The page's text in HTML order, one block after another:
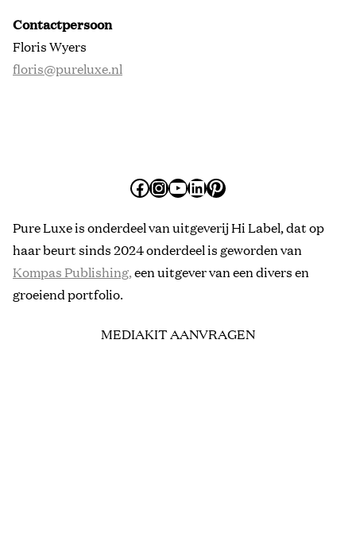
Contactpersoon
Floris Wyers
floris@pureluxe.nl
Facebook
Instagram
YouTube
LinkedIn
Pinterest
Pure Luxe is onderdeel van uitgeverij Hi Label, dat op
haar beurt sinds 2024 onderdeel is geworden van
Kompas Publishing,een uitgever van een divers en
groeiend portfolio.
MEDIAKIT AANVRAGEN